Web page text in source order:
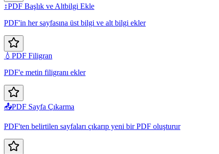
↕️PDF Başlık ve Altbilgi Ekle
PDF'in her sayfasına üst bilgi ve alt bilgi ekler
💧 PDF Filigran
PDF'e metin filigranı ekler
📤PDF Sayfa Çıkarma
PDF'ten belirtilen sayfaları çıkarıp yeni bir PDF oluşturur